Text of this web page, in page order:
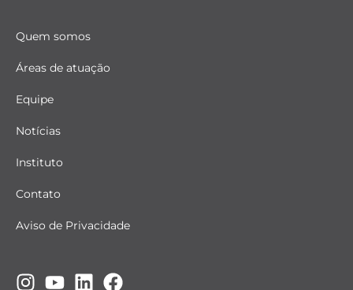
Quem somos
Áreas de atuação
Equipe
Notícias
Instituto
Contato
Aviso de Privacidade